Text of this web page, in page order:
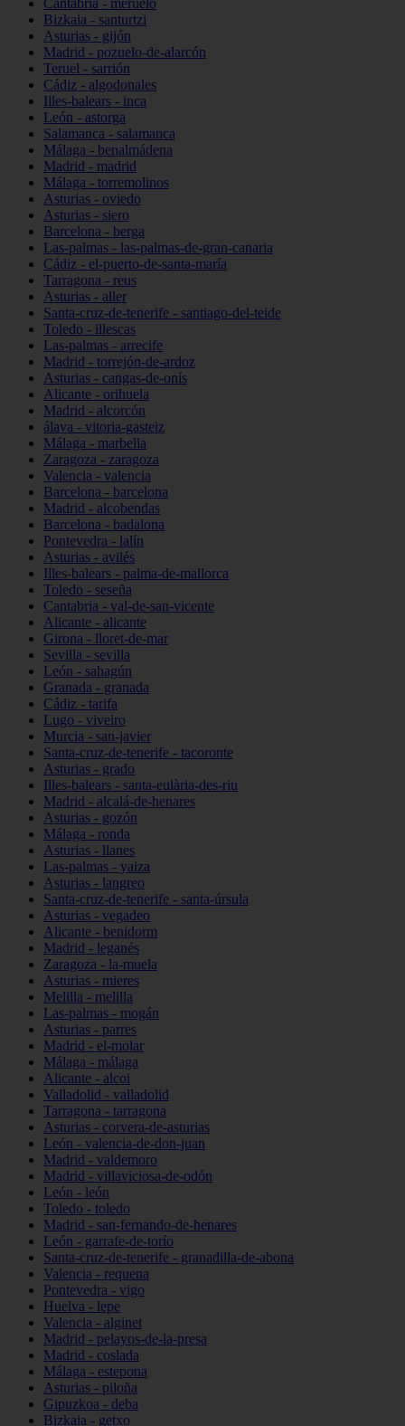
Cantabria - meruelo
Bizkaia - santurtzi
Asturias - gijón
Madrid - pozuelo-de-alarcón
Teruel - sarrión
Cádiz - algodonales
Illes-balears - inca
León - astorga
Salamanca - salamanca
Málaga - benalmádena
Madrid - madrid
Málaga - torremolinos
Asturias - oviedo
Asturias - siero
Barcelona - berga
Las-palmas - las-palmas-de-gran-canaria
Cádiz - el-puerto-de-santa-maría
Tarragona - reus
Asturias - aller
Santa-cruz-de-tenerife - santiago-del-teide
Toledo - illescas
Las-palmas - arrecife
Madrid - torrejón-de-ardoz
Asturias - cangas-de-onís
Alicante - orihuela
Madrid - alcorcón
álava - vitoria-gasteiz
Málaga - marbella
Zaragoza - zaragoza
Valencia - valencia
Barcelona - barcelona
Madrid - alcobendas
Barcelona - badalona
Pontevedra - lalín
Asturias - avilés
Illes-balears - palma-de-mallorca
Toledo - seseña
Cantabria - val-de-san-vicente
Alicante - alicante
Girona - lloret-de-mar
Sevilla - sevilla
León - sahagún
Granada - granada
Cádiz - tarifa
Lugo - viveiro
Murcia - san-javier
Santa-cruz-de-tenerife - tacoronte
Asturias - grado
Illes-balears - santa-eulària-des-riu
Madrid - alcalá-de-henares
Asturias - gozón
Málaga - ronda
Asturias - llanes
Las-palmas - yaiza
Asturias - langreo
Santa-cruz-de-tenerife - santa-úrsula
Asturias - vegadeo
Alicante - benidorm
Madrid - leganés
Zaragoza - la-muela
Asturias - mieres
Melilla - melilla
Las-palmas - mogán
Asturias - parres
Madrid - el-molar
Málaga - málaga
Alicante - alcoi
Valladolid - valladolid
Tarragona - tarragona
Asturias - corvera-de-asturias
León - valencia-de-don-juan
Madrid - valdemoro
Madrid - villaviciosa-de-odón
León - león
Toledo - toledo
Madrid - san-fernando-de-henares
León - garrafe-de-torío
Santa-cruz-de-tenerife - granadilla-de-abona
Valencia - requena
Pontevedra - vigo
Huelva - lepe
Valencia - alginet
Madrid - pelayos-de-la-presa
Madrid - coslada
Málaga - estepona
Asturias - piloña
Gipuzkoa - deba
Bizkaia - getxo